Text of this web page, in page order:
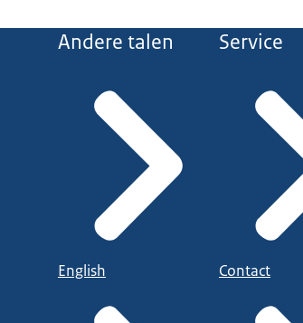
Andere talen
English
Service
Contact